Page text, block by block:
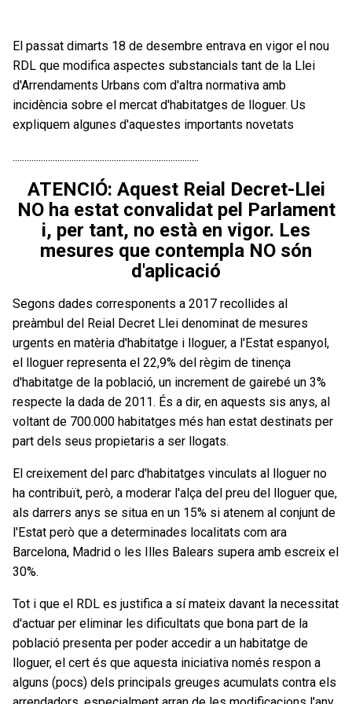
El passat dimarts 18 de desembre entrava en vigor el nou
RDL que modifica aspectes substancials tant de la Llei
d'Arrendaments Urbans com d'altra normativa amb
incidència sobre el mercat d'habitatges de lloguer. Us
expliquem algunes d'aquestes importants novetats
...............................................................................
ATENCIÓ: Aquest Reial Decret-Llei
NO ha estat convalidat pel Parlament
i, per tant, no està en vigor. Les
mesures que contempla NO són
d'aplicació
Segons dades corresponents a 2017 recollides al
preàmbul del Reial Decret Llei denominat de mesures
urgents en matèria d'habitatge i lloguer, a l'Estat espanyol,
el lloguer representa el 22,9% del règim de tinença
d'habitatge de la població, un increment de gairebé un 3%
respecte la dada de 2011. És a dir, en aquests sis anys, al
voltant de 700.000 habitatges més han estat destinats per
part dels seus propietaris a ser llogats.
El creixement del parc d'habitatges vinculats al lloguer no
ha contribuït, però, a moderar l'alça del preu del lloguer que,
als darrers anys se situa en un 15% si atenem al conjunt de
l'Estat però que a determinades localitats com ara
Barcelona, Madrid o les Illes Balears supera amb escreix el
30%.
Tot i que el RDL es justifica a sí mateix davant la necessitat
d'actuar per eliminar les dificultats que bona part de la
població presenta per poder accedir a un habitatge de
lloguer, el cert és que aquesta iniciativa només respon a
alguns (pocs) dels principals greuges acumulats contra els